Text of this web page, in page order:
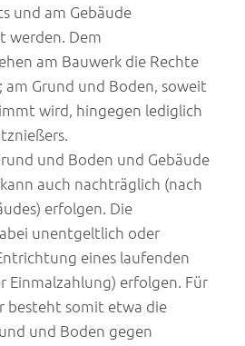
und am Gebäude
werden. Dem
am Bauwerk die Rechte
am Grund und Boden, soweit
wird, hingegen lediglich
und Boden und Gebäude
auch nachträglich (nach
erfolgen. Die
unentgeltlich oder
eines laufenden
Einmalzahlung) erfolgen. Für
besteht somit etwa die
und Boden gegen